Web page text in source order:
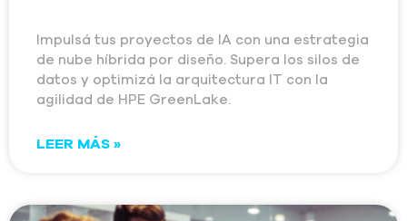
Impulsá tus proyectos de IA con una estrategia
de nube híbrida por diseño. Supera los silos de
datos y optimizá la arquitectura IT con la
agilidad de HPE GreenLake.
LEER MÁS »